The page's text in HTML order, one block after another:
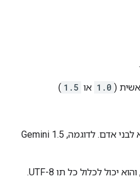
(
1.0 או 1.5
)
השם של המודל בפורמט שקריא לבני אדם. לדוגמה, Gemini 1.5